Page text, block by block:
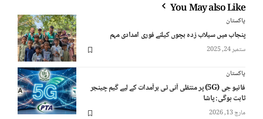
You May also Like
پاکستان
پنجاب میں سیلاب زدہ بچوں کیلئے فوری امدادی مہم
ستمبر 24, 2025
پاکستان
فائیو جی (5G) پر منتقلی آئی ٹی برآمدات کے لیے گیم چینجر
ثابت ہوگی: پاشا
مارچ 13, 2026